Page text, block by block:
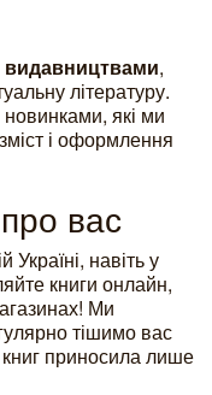
видавництвами,
літературу.
які ми
і оформлення
вас
Україні, навіть у
книги онлайн,
Ми
тішимо вас
приносила лише